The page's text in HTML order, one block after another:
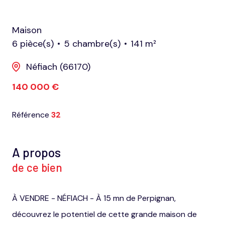
Maison
6 pièce(s)
5 chambre(s)
141 m²
Néfiach (66170)
140 000 €
Référence 32
A propos
de ce bien
À VENDRE - NÉFIACH - À 15 mn de Perpignan,
découvrez le potentiel de cette grande maison de